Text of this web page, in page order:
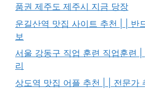
품권 제주도 제주시 지금 당장
운길산역 맛집 사이트 추천 | | 반
보
서울 강동구 직업 훈련 직업훈련 |
리
상도역 맛집 어플 추천 | | 전문가